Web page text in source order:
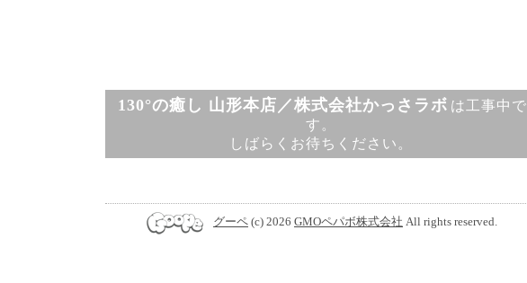
130°の癒し 山形本店／株式会社かっさラボ は工事中で
す。
しばらくお待ちください。
グーペ (c) 2026 GMOペパボ株式会社 All rights reserved.